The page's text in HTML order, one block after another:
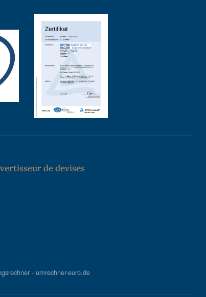
de devises
- umrechner-euro.de